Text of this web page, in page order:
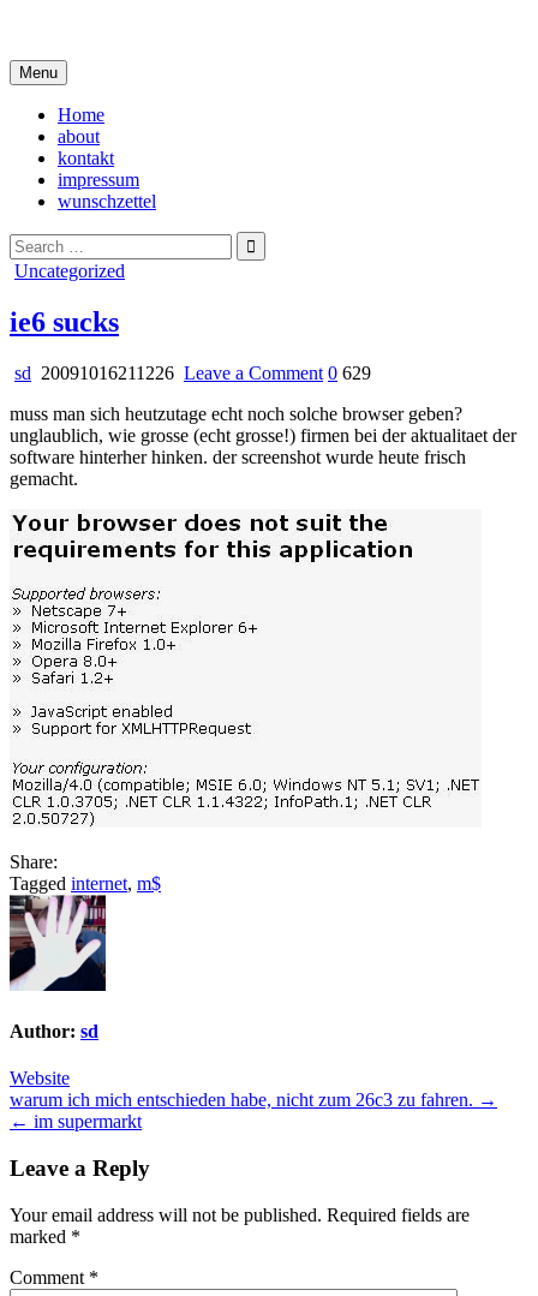
content
Menu
Home
about
kontakt
impressum
wunschzettel
Search
for:
Posted
Uncategorized
ie6 sucks
sd 20091016211226 Leave a Commenton
sucks
0 629
muss man sich heutzutage echt noch solche browser geben?
unglaublich, wie grosse (echt grosse!) firmen bei der aktualitaet der
software hinterher hinken. der screenshot wurde heute frisch
gemacht.
Share:
Tagged internet, m$
Author: sd
Website
Post
navigation
warum ich mich entschieden habe, nicht zum 26c3 zu fahren. →
← im supermarkt
Leave a Reply
Your email address will not be published. Required fields are
marked *
Comment *